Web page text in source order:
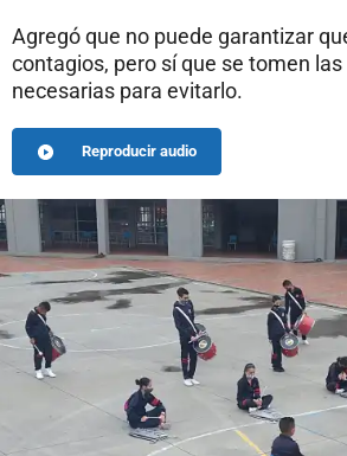
Agregó que no puede garantizar
contagios, pero sí que se tomen
necesarias para evitarlo.
Reproducir audio